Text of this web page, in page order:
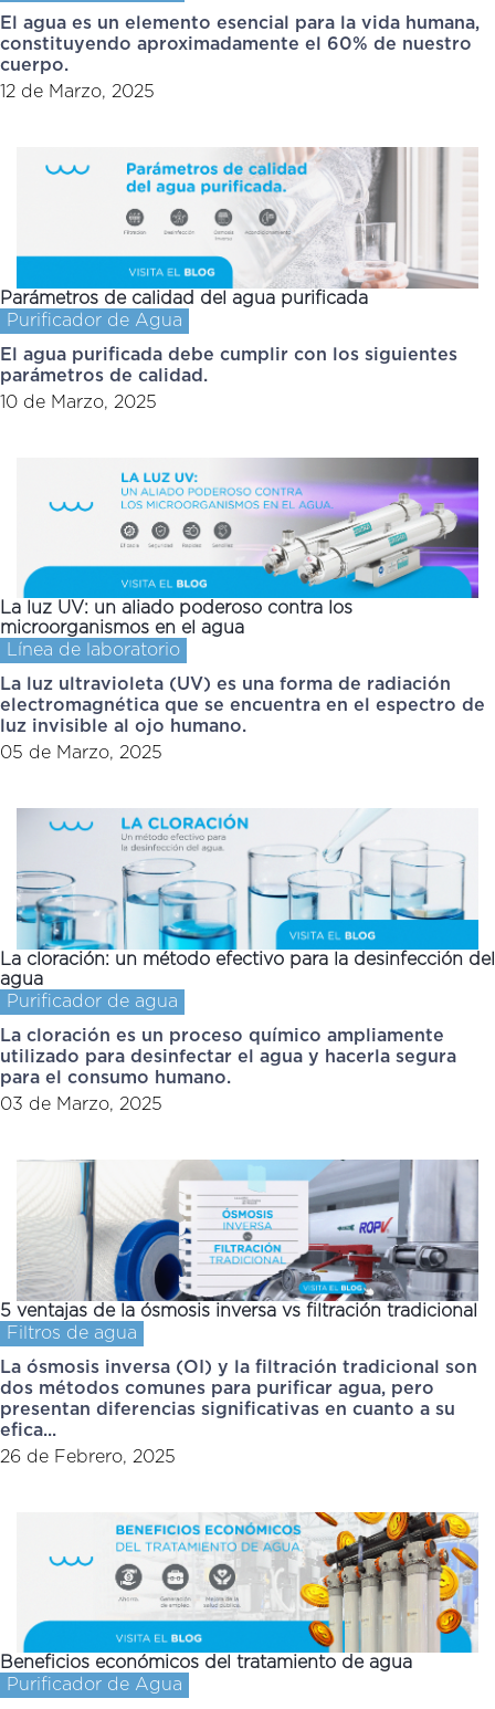
El agua es un elemento esencial para la vida humana,
constituyendo aproximadamente el 60% de nuestro
cuerpo.
12 de Marzo, 2025
Parámetros de calidad del agua purificada
Purificador de Agua
El agua purificada debe cumplir con los siguientes
parámetros de calidad.
10 de Marzo, 2025
La luz UV: un aliado poderoso contra los
microorganismos en el agua
Línea de laboratorio
La luz ultravioleta (UV) es una forma de radiación
electromagnética que se encuentra en el espectro de
luz invisible al ojo humano.
05 de Marzo, 2025
La cloración: un método efectivo para la desinfección del
agua
Purificador de agua
La cloración es un proceso químico ampliamente
utilizado para desinfectar el agua y hacerla segura
para el consumo humano.
03 de Marzo, 2025
5 ventajas de la ósmosis inversa vs filtración tradicional
Filtros de agua
La ósmosis inversa (OI) y la filtración tradicional son
dos métodos comunes para purificar agua, pero
presentan diferencias significativas en cuanto a su
efica...
26 de Febrero, 2025
Beneficios económicos del tratamiento de agua
Purificador de Agua